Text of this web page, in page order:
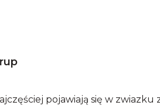
pojawiają się w zwiazku